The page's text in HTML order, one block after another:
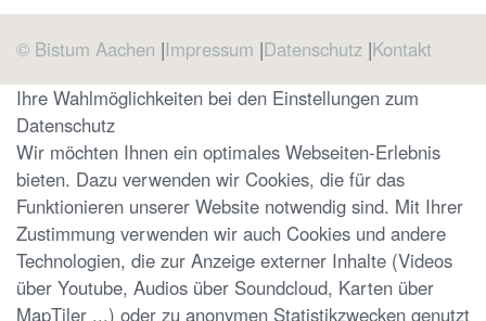
© Bistum Aachen Impressum Datenschutz Kontakt
Ihre Wahlmöglichkeiten bei den Einstellungen zum
Datenschutz
Wir möchten Ihnen ein optimales Webseiten-Erlebnis
bieten. Dazu verwenden wir Cookies, die für das
Funktionieren unserer Website notwendig sind. Mit Ihrer
Zustimmung verwenden wir auch Cookies und andere
Technologien, die zur Anzeige externer Inhalte (Videos
über Youtube, Audios über Soundcloud, Karten über
MapTiler ...) oder zu anonymen Statistikzwecken genutzt